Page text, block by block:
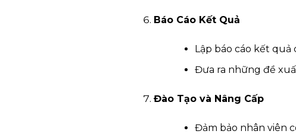
Báo Cáo Kết Quả
Lập báo cáo kết quả
Đưa ra những đề
Đào Tạo và Nâng Cấp
Đảm bảo nhân viên